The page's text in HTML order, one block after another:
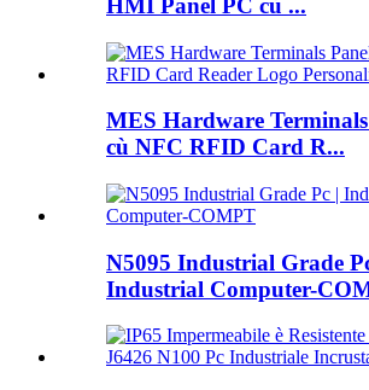
HMI Panel PC cù ...
MES Hardware
cù NFC RFID Card R...
N5095 Industrial Grade
Industrial Computer-